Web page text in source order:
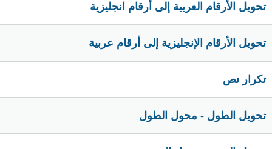
تحويل الأرقام العربية إلى أرقام انجليزية
تحويل الأرقام الإنجليزية إلى أرقام عربية
تكرار نص
تحويل الطول - محول الطول